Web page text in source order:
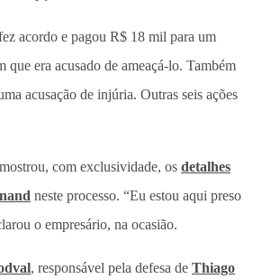
acordo e pagou R$ 18 mil para um
que era acusado de ameaçá-lo. Também
acusação de injúria. Outras seis ações
mostrou, com exclusividade, os detalhes
neste processo. “Eu estou aqui preso
o empresário, na ocasião.
, responsável pela defesa de Thiago